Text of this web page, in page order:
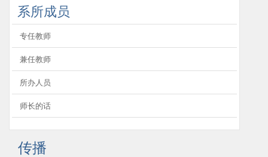
系所成员
专任教师
兼任教师
所办人员
师长的话
传播